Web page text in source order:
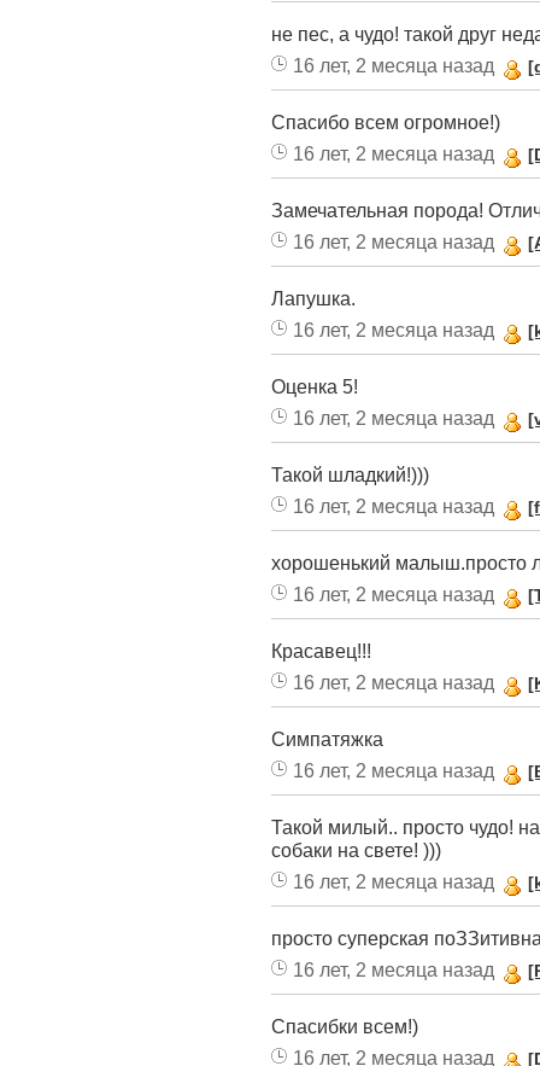
не пес, а чудо! такой друг
16 лет, 2 месяца назад
Спасибо всем огромное!)
16 лет, 2 месяца назад
Замечательная порода!
16 лет, 2 месяца назад
Лапушка.
16 лет, 2 месяца назад
Оценка 5!
16 лет, 2 месяца назад
Такой шладкий!)))
16 лет, 2 месяца назад
хорошенький малыш.просто
16 лет, 2 месяца назад
Красавец!!!
16 лет, 2 месяца назад
Симпатяжка
16 лет, 2 месяца назад
Такой милый.. просто чудо!
собаки на свете! )))
16 лет, 2 месяца назад
просто суперская
16 лет, 2 месяца назад
Спасибки всем!)
16 лет, 2 месяца назад